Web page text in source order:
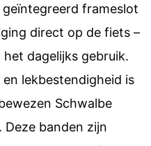
frameslot
direct op de fiets –
dagelijks gebruik.
lekbestendigheid is
Schwalbe
banden zijn